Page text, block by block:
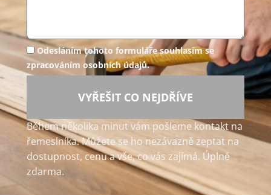
Odesláním tohoto formuláře souhlasím se
zpracováním osobních údajů.
VYŘEŠIT CO NEJDŘÍVE
Během několika minut vám pošleme kontakt na
řemeslníka. Můžete se ho nezávazně zeptat na
dostupnost, cenu a vše, co vás zajímá. Úplně
zdarma.